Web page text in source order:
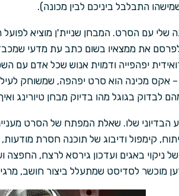
התבלבל ביניכם לבין מכונה).
שלי עם הסרט. המבחן שניית'ן מוציא לפועל
את ממצאיו בשום כתב עת מדעי
יפהפייה ודמוית אנוש שכל אדם עם
– אקס מכינה הוא סרט יפהפה, שמשוחק
לבדוק בגוגל מהו בדיוק מבחן טיורינג
שלו. שאלת המפתח של הסרט
קימפול ודיבוג של תוכנה חסרת
ניקוי באגים ועדכון גירסא לרצח, החפצה
מוכשר לסדיסט שמתעלל ביצור חושב,